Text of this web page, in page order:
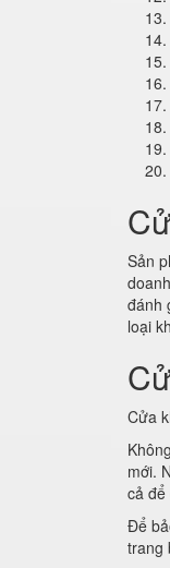
Sản
đánh
loại
Cửa
mới.
cả
Để
trang